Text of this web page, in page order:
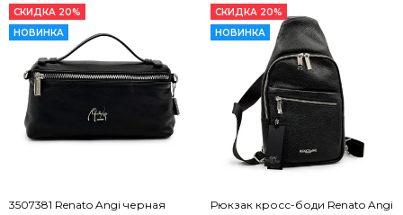
СКИДКА 20%
НОВИНКА
3507381 Renato Angi черная
СКИДКА 20%
НОВИНКА
Рюкзак кросс-боди Renato Angi